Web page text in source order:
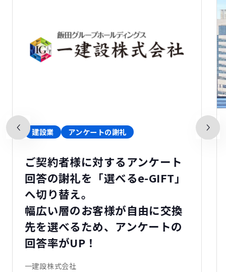
建設業 アンケートの謝礼
ご契約者様に対するアンケート
回答の謝礼を「選べるe-GIFT」
へ切り替え。
幅広い層のお客様が自由に交換
先を選べるため、アンケートの
回答率がUP！
一建設株式会社